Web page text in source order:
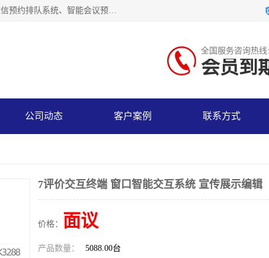
广州如江智能科技有限公司自主研排队叫号系统、工业一体机、叫号机、评价器系统、排队机、微信预约排队系统、智能会议预约系统、自助终端机、自助查询机、LED显示屏、触控一体机、平板会议一体机、教学一体机、室户外液晶广告机等生产以及解决方案，是一家高新技术企业，支持软硬件定制，全国上门安装售后服务。
全国服务咨询热线:
会员到
公司动态 客户案例 联系方式
7评价交互终端 窗口智能交互系统 宣传展示编辑
价格： 面议
产品数量： 5088.00台